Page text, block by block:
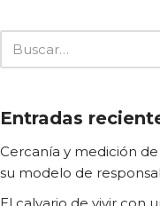
Entradas
Cercanía y medición
su modelo de